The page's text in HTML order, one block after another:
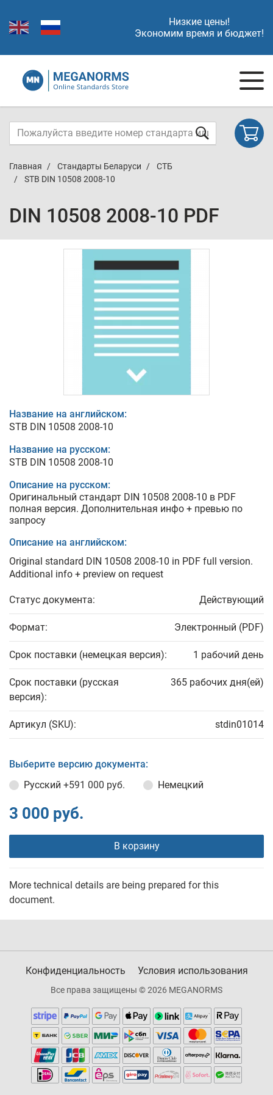
Низкие цены!
Экономим время и бюджет!
Главная Стандарты Беларуси
СТБ
STB DIN 10508 2008-10
DIN 10508 2008-10 PDF
Название на английском:
STB DIN 10508 2008-10
Название на русском:
STB DIN 10508 2008-10
Описание на русском:
Оригинальный стандарт DIN 10508 2008-10 в PDF
полная версия. Дополнительная инфо + превью по
запросу
Описание на английском:
Original standard DIN 10508 2008-10 in PDF full version.
Additional info + preview on request
Статус документа: Действующий
Формат: Электронный (PDF)
Срок поставки (немецкая версия): 1 рабочий день
Срок поставки (русская
версия):
365 рабочих дня(ей)
Артикул (SKU): stdin01014
Выберите версию документа:
Русский +591 000 руб. Немецкий
3 000 руб.
В корзину
More technical details are being prepared for this
document.
Конфиденциальность Условия использования
Все права защищены © 2026 MEGANORMS